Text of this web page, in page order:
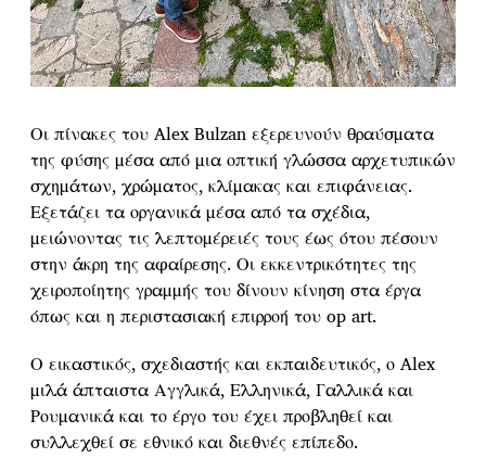
Οι πίνακες του Alex Bulzan εξερευνούν θραύσματα
της φύσης μέσα από μια οπτική γλώσσα αρχετυπικών
σχημάτων, χρώματος, κλίμακας και επιφάνειας.
Εξετάζει τα οργανικά μέσα από τα σχέδια,
μειώνοντας τις λεπτομέρειές τους έως ότου πέσουν
στην άκρη της αφαίρεσης. Οι εκκεντρικότητες της
χειροποίητης γραμμής του δίνουν κίνηση στα έργα
όπως και η περιστασιακή επιρροή του op art.
Ο εικαστικός, σχεδιαστής και εκπαιδευτικός, ο Alex
μιλά άπταιστα Αγγλικά, Ελληνικά, Γαλλικά και
Ρουμανικά και το έργο του έχει προβληθεί και
συλλεχθεί σε εθνικό και διεθνές επίπεδο.